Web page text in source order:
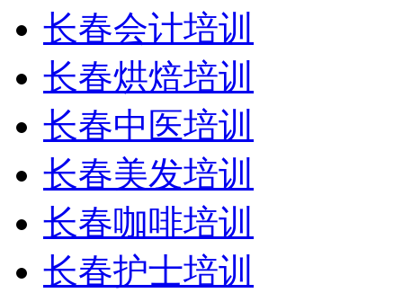
长春会计培训
长春烘焙培训
长春中医培训
长春美发培训
长春咖啡培训
长春护士培训